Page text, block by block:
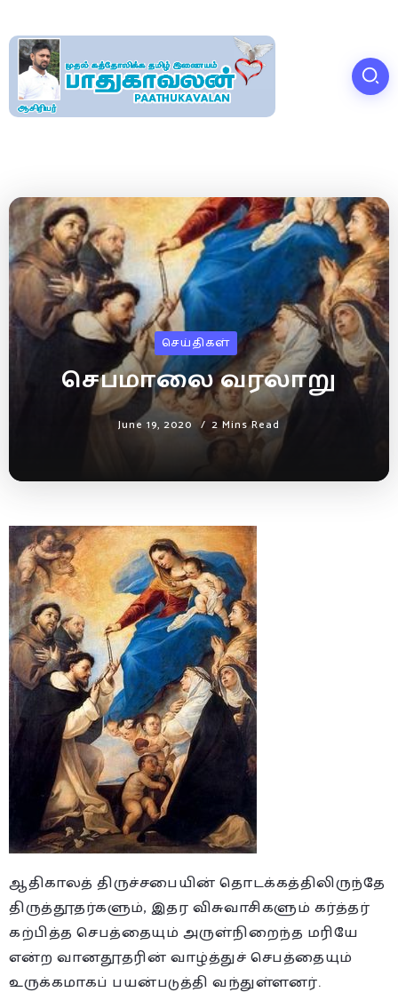
செய்திகள்
செபமாலை வரலாறு
June 19, 2020 2 Mins Read
ஆதிகாலத் திருச்சபையின் தொடக்கத்திலிருந்தே
திருத்தூதர்களும், இதர விசுவாசிகளும் கர்த்தர்
கற்பித்த செபத்தையும் அருள்நிறைந்த மரியே
என்ற வானதூதரின் வாழ்த்துச் செபத்தையும்
உருக்கமாகப் பயன்படுத்தி வந்துள்ளனர்.